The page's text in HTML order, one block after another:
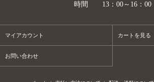
時間 13：00～16：00
マイアカウント カートを見る
お問い合わせ